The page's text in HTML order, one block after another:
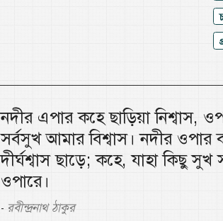
নদীর এপার কহে ছাড়িয়া নিশ্বাস,
সর্বসুখ আমার বিশ্বাস। নদীর ওপার
দীর্ঘশ্বাস ছাড়ে; কহে, যাহা কিছু সুখ
ওপারে।
- রবীন্দ্রনাথ ঠাকুর